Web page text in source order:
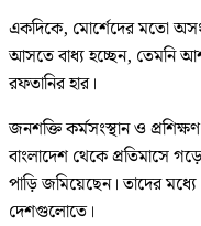
একদিকে, মোর্শেদের মতো
আসতে বাধ্য হচ্ছেন, তেমনি
রফতানির হার।
জনশক্তি কর্মসংস্থান ও
বাংলাদেশ থেকে প্রতিমাসে
পাড়ি জমিয়েছেন। তাদের
দেশগুলোতে।